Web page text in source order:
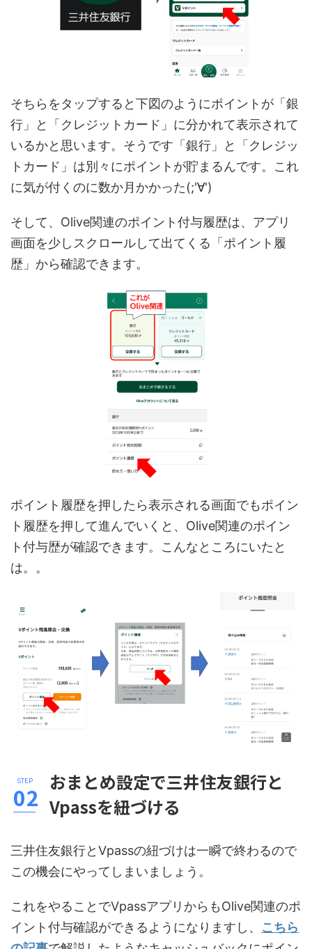
そちらをタップすると下図のようにポイントが「銀
行」と「クレジットカード」に分かれて表示されて
いるかと思います。そうです「銀行」と「クレジッ
トカード」は別々にポイントが貯まるんです。これ
に気が付くのに数か月かかった(;'∀')
そして、Olive関連のポイント付与履歴は、アプリ
画面を少しスクロールして出てくる「ポイント履
歴」から確認できます。
ポイント履歴を押したら表示される画面でもポイン
ト履歴を押して進んでいくと、Olive関連のポイン
ト付与歴が確認できます。こんなところにいたと
は。。
おまとめ設定で三井住友銀行と
Vpassを紐づける
三井住友銀行とVpassの紐づけは一瞬で終わるので
この機会にやってしまいましょう。
これをやることでVpassアプリからもOlive関連のポ
イント付与確認ができるようになりますし、 こちら